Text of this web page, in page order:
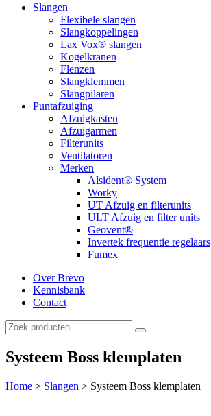
Slangen
Flexibele slangen
Slangkoppelingen
Lax Vox® slangen
Kogelkranen
Flenzen
Slangklemmen
Slangpilaren
Puntafzuiging
Afzuigkasten
Afzuigarmen
Filterunits
Ventilatoren
Merken
Alsident® System
Worky
UT Afzuig en filterunits
ULT Afzuig en filter units
Geovent®
Invertek frequentie regelaars
Fumex
Over Brevo
Kennisbank
Contact
Systeem Boss klemplaten
Home > Slangen > Systeem Boss klemplaten